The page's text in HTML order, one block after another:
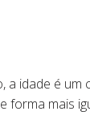
a idade é
forma mais